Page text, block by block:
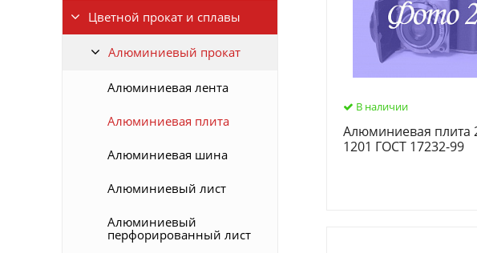
Цветной прокат и сплавы
Алюминиевый прокат
Алюминиевая лента
Алюминиевая плита
Алюминиевая шина
Алюминиевый лист
Алюминиевый
перфорированный лист
В наличии
Алюминиевая плита
1201 ГОСТ 17232-99